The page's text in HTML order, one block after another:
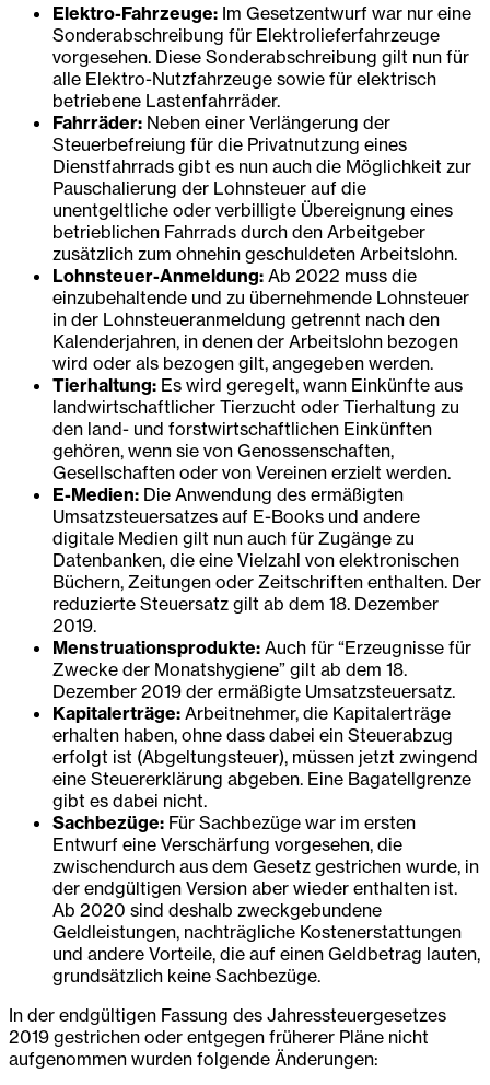
Elektro-Fahrzeuge: Im Gesetzentwurf war nur eine
Sonderabschreibung für Elektrolieferfahrzeuge
vorgesehen. Diese Sonderabschreibung gilt nun für
alle Elektro-Nutzfahrzeuge sowie für elektrisch
betriebene Lastenfahrräder.
Fahrräder: Neben einer Verlängerung der
Steuerbefreiung für die Privatnutzung eines
Dienstfahrrads gibt es nun auch die Möglichkeit zur
Pauschalierung der Lohnsteuer auf die
unentgeltliche oder verbilligte Übereignung eines
betrieblichen Fahrrads durch den Arbeitgeber
zusätzlich zum ohnehin geschuldeten Arbeitslohn.
Lohnsteuer-Anmeldung: Ab 2022 muss die
einzubehaltende und zu übernehmende Lohnsteuer
in der Lohnsteueranmeldung getrennt nach den
Kalenderjahren, in denen der Arbeitslohn bezogen
wird oder als bezogen gilt, angegeben werden.
Tierhaltung: Es wird geregelt, wann Einkünfte aus
landwirtschaftlicher Tierzucht oder Tierhaltung zu
den land- und forstwirtschaftlichen Einkünften
gehören, wenn sie von Genossenschaften,
Gesellschaften oder von Vereinen erzielt werden.
E-Medien: Die Anwendung des ermäßigten
Umsatzsteuersatzes auf E-Books und andere
digitale Medien gilt nun auch für Zugänge zu
Datenbanken, die eine Vielzahl von elektronischen
Büchern, Zeitungen oder Zeitschriften enthalten. Der
reduzierte Steuersatz gilt ab dem 18. Dezember
2019.
Menstruationsprodukte: Auch für “Erzeugnisse für
Zwecke der Monatshygiene” gilt ab dem 18.
Dezember 2019 der ermäßigte Umsatzsteuersatz.
Kapitalerträge: Arbeitnehmer, die Kapitalerträge
erhalten haben, ohne dass dabei ein Steuerabzug
erfolgt ist (Abgeltungsteuer), müssen jetzt zwingend
eine Steuererklärung abgeben. Eine Bagatellgrenze
gibt es dabei nicht.
Sachbezüge: Für Sachbezüge war im ersten
Entwurf eine Verschärfung vorgesehen, die
zwischendurch aus dem Gesetz gestrichen wurde, in
der endgültigen Version aber wieder enthalten ist.
Ab 2020 sind deshalb zweckgebundene
Geldleistungen, nachträgliche Kostenerstattungen
und andere Vorteile, die auf einen Geldbetrag lauten,
grundsätzlich keine Sachbezüge.
In der endgültigen Fassung des Jahressteuergesetzes
2019 gestrichen oder entgegen früherer Pläne nicht
aufgenommen wurden folgende Änderungen: